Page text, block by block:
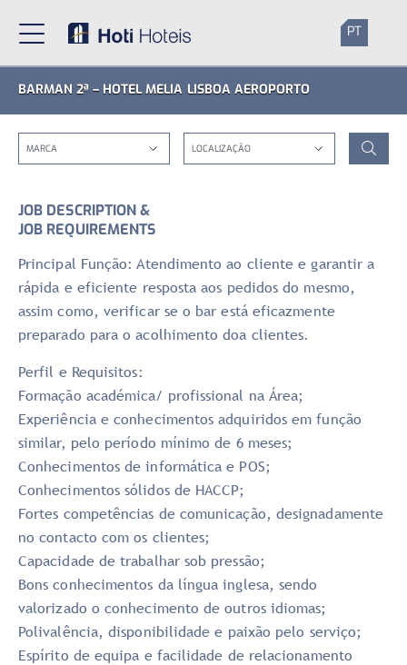
PT
BARMAN 2ª – HOTEL MELIA LISBOA AEROPORTO
JOB DESCRIPTION &
JOB REQUIREMENTS
Principal Função: Atendimento ao cliente e garantir a
rápida e eficiente resposta aos pedidos do mesmo,
assim como, verificar se o bar está eficazmente
preparado para o acolhimento doa clientes.
Perfil e Requisitos:
Formação académica/ profissional na Área;
Experiência e conhecimentos adquiridos em função
similar, pelo período mínimo de 6 meses;
Conhecimentos de informática e POS;
Conhecimentos sólidos de HACCP;
Fortes competências de comunicação, designadamente
no contacto com os clientes;
Capacidade de trabalhar sob pressão;
Bons conhecimentos da língua inglesa, sendo
valorizado o conhecimento de outros idiomas;
Polivalência, disponibilidade e paixão pelo serviço;
Espírito de equipa e facilidade de relacionamento